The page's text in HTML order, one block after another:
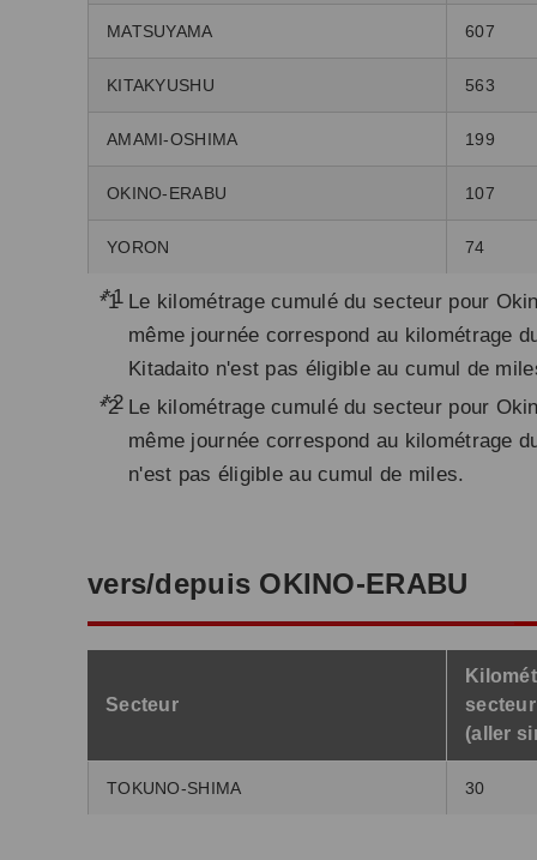
MATSUYAMA 607
KITAKYUSHU 563
AMAMI-OSHIMA 199
OKINO-ERABU 107
YORON 74
*1 Le kilométrage cumulé du secteur pour
même journée correspond au kilométrage
Kitadaito n'est pas éligible au cumul de
*2 Le kilométrage cumulé du secteur pour
même journée correspond au kilométrage
n'est pas éligible au cumul de miles.
vers/depuis OKINO-ERABU
Secteur
secteur
(aller
TOKUNO-SHIMA 30